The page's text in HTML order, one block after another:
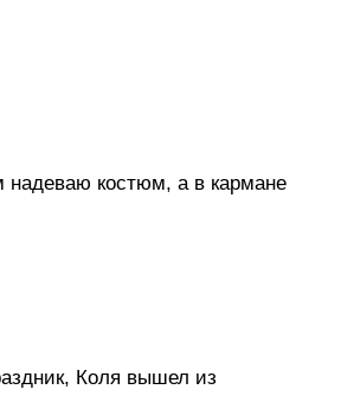
надеваю костюм, а в кармане
Коля вышел из